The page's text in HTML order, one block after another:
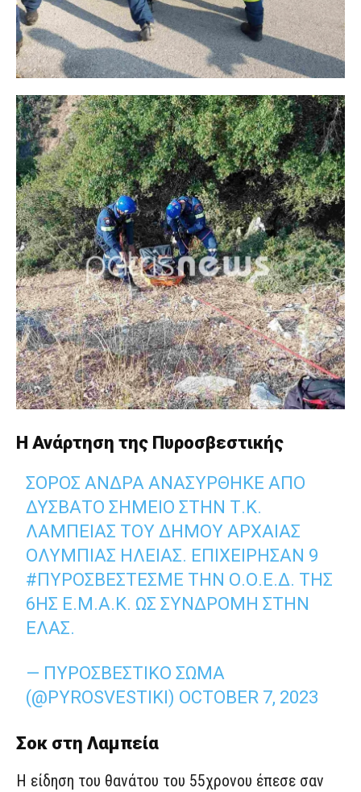
Η Ανάρτηση της Πυροσβεστικής
ΣΟΡΌΣ ΆΝΔΡΑ ΑΝΑΣΎΡΘΗΚΕ ΑΠΌ
ΔΎΣΒΑΤΟ ΣΗΜΕΊΟ ΣΤΗΝ Τ.Κ.
ΛΑΜΠΕΊΑΣ ΤΟΥ ΔΉΜΟΥ ΑΡΧΑΊΑΣ
ΟΛΥΜΠΊΑΣ ΗΛΕΊΑΣ. ΕΠΙΧΕΊΡΗΣΑΝ 9
#ΠΥΡΟΣΒΈΣΤΕΣΜΕ ΤΗΝ Ο.Ο.Ε.Δ. ΤΗΣ
6ΗΣ Ε.Μ.Α.Κ. ΩΣ ΣΥΝΔΡΟΜΉ ΣΤΗΝ
ΕΛΑΣ.
— ΠΥΡΟΣΒΕΣΤΙΚΌ ΣΏΜΑ
(@PYROSVESTIKI) OCTOBER 7, 2023
Σοκ στη Λαμπεία
Η είδηση του θανάτου του 55χρονου έπεσε σαν